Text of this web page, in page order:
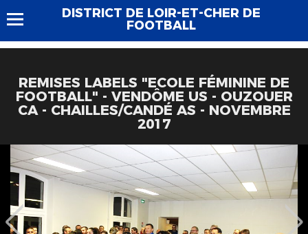
DISTRICT DE LOIR-ET-CHER DE
FOOTBALL
REMISES LABELS "ECOLE FÉMININE DE
FOOTBALL" - VENDÔME US - OUZOUER
CA - CHAILLES/CANDÉ AS - NOVEMBRE
2017